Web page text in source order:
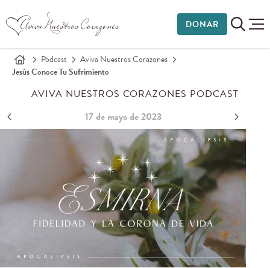
DONAR
Podcast
Aviva Nuestros Corazones
Jesús Conoce Tu Sufrimiento
AVIVA NUESTROS CORAZONES PODCAST
17 de mayo de 2023